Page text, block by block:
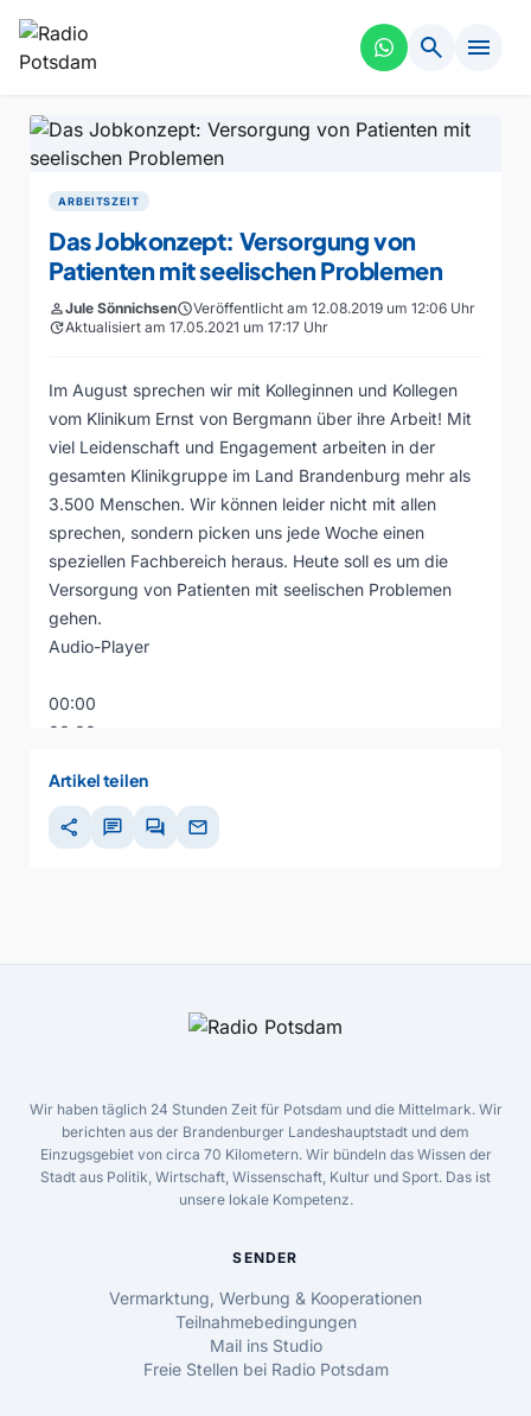
search menu
ARBEITSZEIT
Das Jobkonzept: Versorgung von
Patienten mit seelischen Problemen
personJule SönnichsenscheduleVeröffentlicht am 12.08.2019 um 12:06 Uhr
updateAktualisiert am 17.05.2021 um 17:17 Uhr
Im August sprechen wir mit Kolleginnen und Kollegen
vom Klinikum Ernst von Bergmann über ihre Arbeit! Mit
viel Leidenschaft und Engagement arbeiten in der
gesamten Klinikgruppe im Land Brandenburg mehr als
3.500 Menschen. Wir können leider nicht mit allen
sprechen, sondern picken uns jede Woche einen
speziellen Fachbereich heraus. Heute soll es um die
Versorgung von Patienten mit seelischen Problemen
gehen.
Audio-Player
00:00
00:00
Artikel teilen
share chat forum mail
Wir haben täglich 24 Stunden Zeit für Potsdam und die Mittelmark. Wir
berichten aus der Brandenburger Landeshauptstadt und dem
Einzugsgebiet von circa 70 Kilometern. Wir bündeln das Wissen der
Stadt aus Politik, Wirtschaft, Wissenschaft, Kultur und Sport. Das ist
unsere lokale Kompetenz.
SENDER
Vermarktung, Werbung & Kooperationen
Teilnahmebedingungen
Mail ins Studio
Freie Stellen bei Radio Potsdam